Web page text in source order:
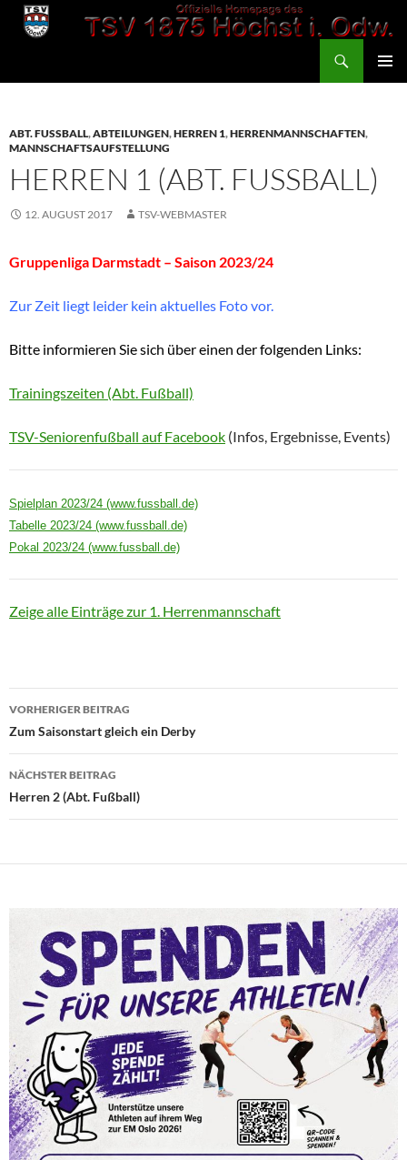
Zum
Inhalt
ABT. FUSSBALL ,ABTEILUNGEN,HERREN 1,HERRENMANNSCHAFTEN,
MANNSCHAFTSAUFSTELLUNG
HERREN 1 (ABT. FUSSBALL)
12. AUGUST 2017 TSV-WEBMASTER
Gruppenliga Darmstadt – Saison 2023/24
Zur Zeit liegt leider kein aktuelles Foto vor.
Bitte informieren Sie sich über einen der folgenden Links:
Trainingszeiten (Abt. Fußball)
TSV-Seniorenfußball auf Facebook (Infos, Ergebnisse, Events)
Spielplan 2023/24 (www.fussball.de)
Tabelle 2023/24 (www.fussball.de)
Pokal 2023/24 (www.fussball.de)
Zeige alle Einträge zur 1. Herrenmannschaft
Beitragsnavigation
VORHERIGER BEITRAG
Zum Saisonstart gleich ein Derby
NÄCHSTER BEITRAG
Herren 2 (Abt. Fußball)